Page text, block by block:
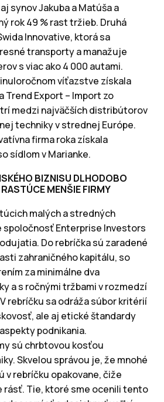
synov Jakuba a Matúša a
rok 49 % rast tržieb. Druhá
Innovative, ktorá sa
transporty a manažuje
s viac ako 4 000 autami.
víťazstve získala
Trend Export – Import zo
medzi najväčších distribútorov
techniky v strednej Európe.
firma roka získala
sídlom v Marianke.
BIZNISU DLHODOBO
MENŠIE FIRMY
malých a stredných
spoločnosť Enterprise Investors
Do rebríčka sú zaradené
zahraničného kapitálu, so
za minimálne dva
a s ročnými tržbami v rozmedzí
rebríčku sa odráža súbor kritérií
ale aj etické štandardy
podnikania.
sú chrbtovou kosťou
Skvelou správou je, že mnohé
rebríčku opakovane, čiže
rásť. Tie, ktoré sme ocenili tento